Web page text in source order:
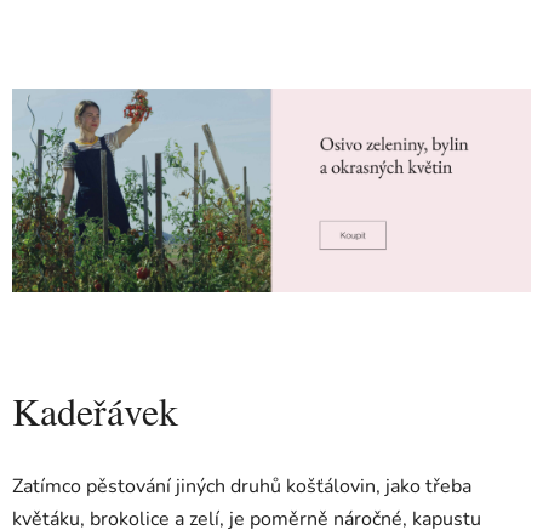
Kadeřávek
Zatímco pěstování jiných druhů košťálovin, jako třeba
květáku, brokolice a zelí, je poměrně náročné, kapustu